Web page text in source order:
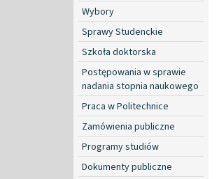
Wybory
Sprawy Studenckie
Szkoła doktorska
Postępowania w sprawie
nadania stopnia naukowego
Praca w Politechnice
Zamówienia publiczne
Programy studiów
Dokumenty publiczne